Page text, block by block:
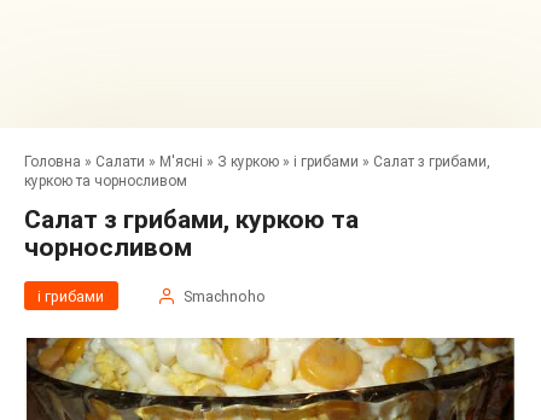
Головна » Салати » М'ясні » З куркою » і грибами » Салат з грибами,
куркою та чорносливом
Салат з грибами, куркою та
чорносливом
і грибами Smachnoho